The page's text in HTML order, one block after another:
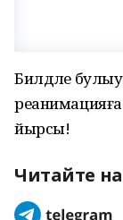
Билдәле
реанимацияға
йырсы!
Читайте